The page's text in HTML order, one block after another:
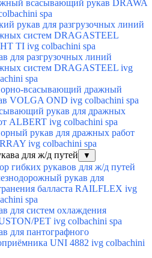
всасывающий рукав DRAWA
spa
рукав для разгрузочных линий
систем DRAGASTEEL
TI ivg colbachini spa
для разгрузочных линий
систем DRAGASTEEL ivg
spa
всасывающий дражный
VOLGA OND ivg colbachini spa
рукав для дражных
ALBERT ivg colbachini spa
рукав для дражных работ
ivg colbachini spa
для ж/д путей
▼
гибких рукавов для ж/д путей
рукав для
балласта RAILFLEX ivg
spa
для систем охлаждения
PET ivg colbachini spa
для пантографного
UNI 4882 ivg colbachini